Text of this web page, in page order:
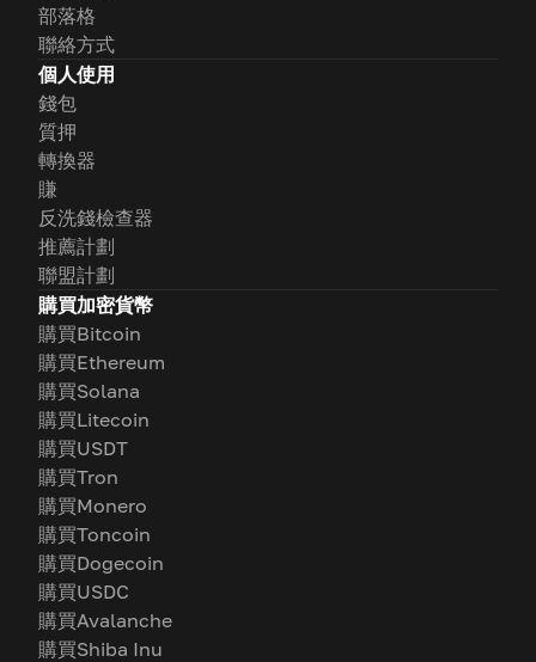
部落格
聯絡方式
個人使用
錢包
質押
轉換器
賺
反洗錢檢查器
推薦計劃
聯盟計劃
購買加密貨幣
購買Bitcoin
購買Ethereum
購買Solana
購買Litecoin
購買USDT
購買Tron
購買Monero
購買Toncoin
購買Dogecoin
購買USDC
購買Avalanche
購買Shiba Inu